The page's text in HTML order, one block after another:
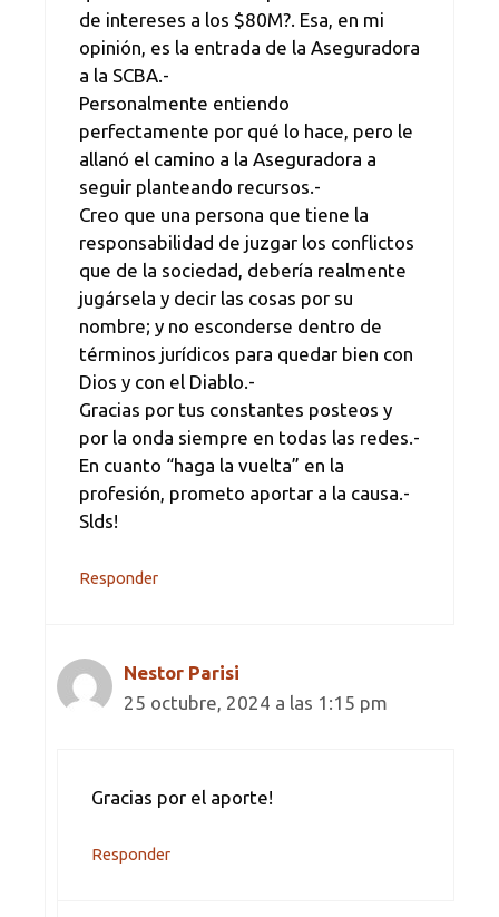
de intereses a los $80M?. Esa, en mi
opinión, es la entrada de la Aseguradora
a la SCBA.-
Personalmente entiendo
perfectamente por qué lo hace, pero le
allanó el camino a la Aseguradora a
seguir planteando recursos.-
Creo que una persona que tiene la
responsabilidad de juzgar los conflictos
que de la sociedad, debería realmente
jugársela y decir las cosas por su
nombre; y no esconderse dentro de
términos jurídicos para quedar bien con
Dios y con el Diablo.-
Gracias por tus constantes posteos y
por la onda siempre en todas las redes.-
En cuanto “haga la vuelta” en la
profesión, prometo aportar a la causa.-
Slds!
Responder
Nestor Parisi
25 octubre, 2024 a las 1:15 pm
Gracias por el aporte!
Responder